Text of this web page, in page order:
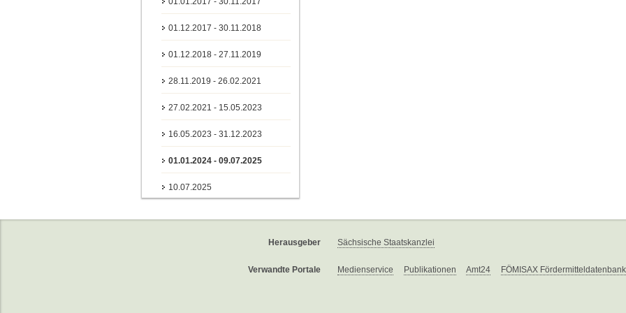
01.12.2017 - 30.11.2018
01.12.2018 - 27.11.2019
28.11.2019 - 26.02.2021
27.02.2021 - 15.05.2023
16.05.2023 - 31.12.2023
01.01.2024 - 09.07.2025
10.07.2025
Herausgeber Sächsische Staatskanzlei
Verwandte Portale Medienservice Publikationen Amt24 FÖMISAX Fördermitteldatenbank